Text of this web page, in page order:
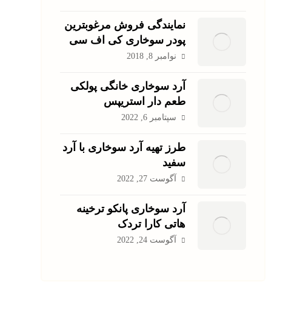
نمایندگی فروش مرغوبترین
پودر سوخاری کی اف سی
نوامبر 8, 2018
آرد سوخاری خانگی پولکی
طعم دار استریپس
سپتامبر 6, 2022
طرز تهیه آرد سوخاری با آرد
سفید
آگوست 27, 2022
آرد سوخاری پانکو ترخینه
هاتی کارا تردک
آگوست 24, 2022